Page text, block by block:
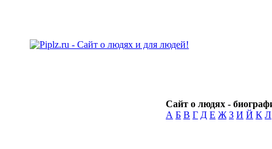
Сайт о людях -
А Б В Г Д Е Ж З И Й К Л